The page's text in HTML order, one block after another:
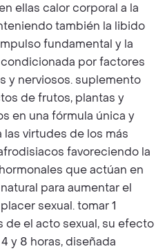
ellas calor corporal a la
también la libido
fundamental y la
por factores
y nerviosos. suplemento
de frutos, plantas y
en una fórmula única y
virtudes de los más
favoreciendo la
que actúan en
para aumentar el
sexual. tomar 1
el acto sexual, su efecto
y 8 horas, diseñada